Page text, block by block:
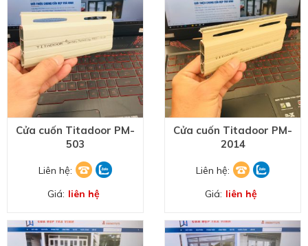
Cửa cuốn Titadoor PM-
503
Liên hệ:
Giá: liên hệ
Cửa cuốn Titadoor PM-
2014
Liên hệ:
Giá: liên hệ